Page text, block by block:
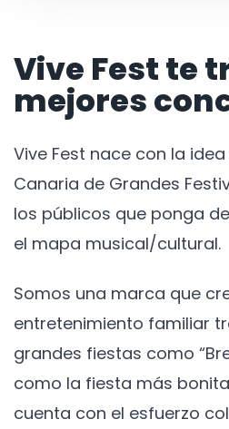
Vive Fest te
mejores
Vive Fest nace con la
Canaria de Grandes
los públicos que ponga
el mapa musical/cultural.
Somos una marca que
entretenimiento familiar
grandes fiestas como
como la fiesta más
cuenta con el esfuerzo